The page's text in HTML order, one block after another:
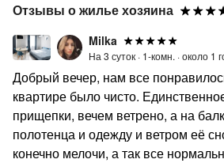
Отзывы о жилье хозяина
Milka
На 3 суток · 1-комн. ·около 1
Добрый вечер, нам все
квартире было чисто.
прищепки, вечем ветрено, а на
полотенца и одежду и ветром её
конечно мелочи, а так все